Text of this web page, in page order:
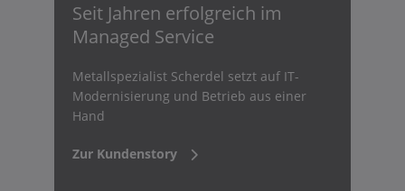
Seit Jahren erfolgreich im
Managed Service
Metallspezialist Scherdel setzt auf IT-
Modernisierung und Betrieb aus einer
Hand
Zur Kundenstory